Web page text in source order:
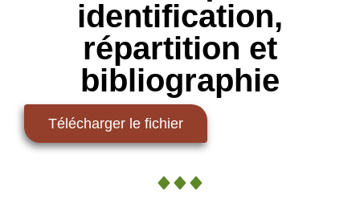
identification,
répartition et
bibliographie
Télécharger le fichier